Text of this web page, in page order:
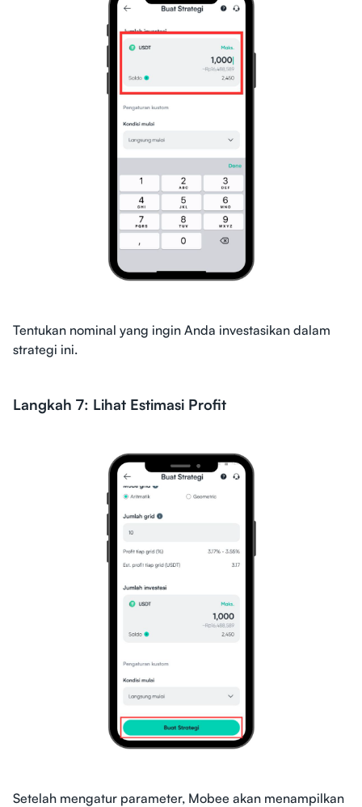
Tentukan nominal yang ingin Anda investasikan dalam
strategi ini.
Langkah 7: Lihat Estimasi Profit
Setelah mengatur parameter, Mobee akan menampilkan